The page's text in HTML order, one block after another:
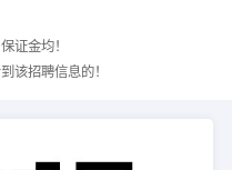
证金均！
该招聘信息的！